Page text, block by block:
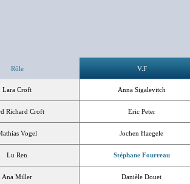
Rôle V.F
Lara Croft Anna Sigalevitch
Richard Croft Eric Peter
Vogel Jochen Haegele
Lu Ren Stéphane Fourreau
Ana Miller Danièle Douet